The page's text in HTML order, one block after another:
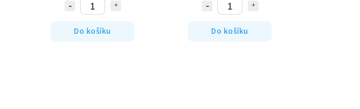
Do košíku Do košíku